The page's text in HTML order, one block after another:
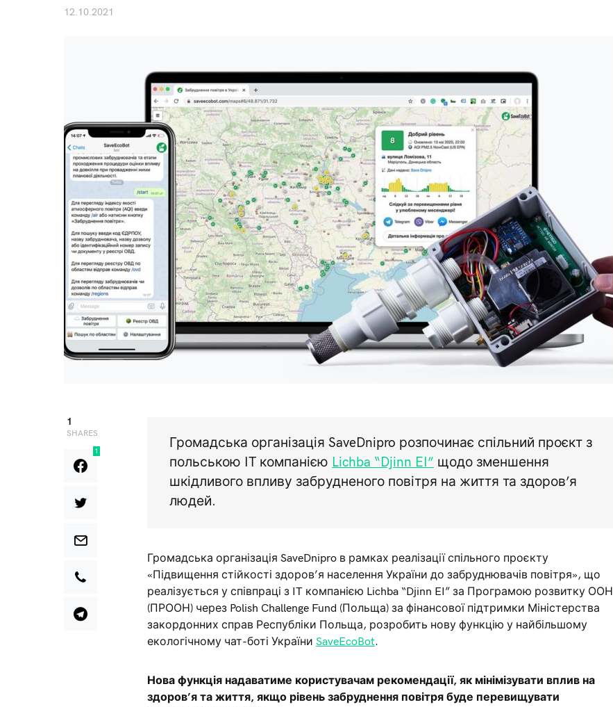
12.10.2021
1
SHARES
1
Громадська організація SaveDnipro розпочинає спільний проєкт з
польською IT компанією Lichba “Djinn EI” щодо зменшення
шкідливого впливу забрудненого повітря на життя та здоров’я
людей.
Громадська організація SaveDnipro в рамках реалізації спільного проєкту
«Підвищення стійкості здоров’я населення України до забруднювачів повітря», що
реалізується у співпраці з IT компанією Lichba “Djinn EI” за Програмою розвитку ООН
(ПРООН) через Polish Challenge Fund (Польща) за фінансової підтримки Міністерства
закордонних справ Республіки Польща, розробить нову функцію у найбільшому
екологічному чат-боті України SaveEcoBot.
Нова функція надаватиме користувачам рекомендації, як мінімізувати вплив на
здоров’я та життя, якщо рівень забруднення повітря буде перевищувати